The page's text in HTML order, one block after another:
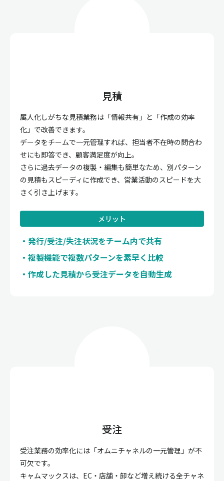
見積
属人化しがちな見積業務は「情報共有」と「作成の効率
化」で改善できます。
データをチームで一元管理すれば、担当者不在時の問合わ
せにも即答でき、顧客満足度が向上。
さらに過去データの複製・編集も簡単なため、別パターン
の見積もスピーディに作成でき、営業活動のスピードを大
きく引き上げます。
メリット
発行/受注/失注状況をチーム内で共有
複製機能で複数パターンを素早く比較
作成した見積から受注データを自動生成
受注
受注業務の効率化には「オムニチャネルの一元管理」が不
可欠です。
キャムマックスは、EC・店舗・卸など増え続ける全チャネ